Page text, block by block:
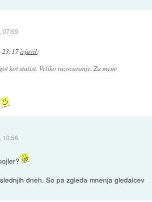
07:59
23:17izjavil:
kot statist. Veliko razocaranje. Za mene
10:58
dneh. So pa zgleda mnenja gledalcev